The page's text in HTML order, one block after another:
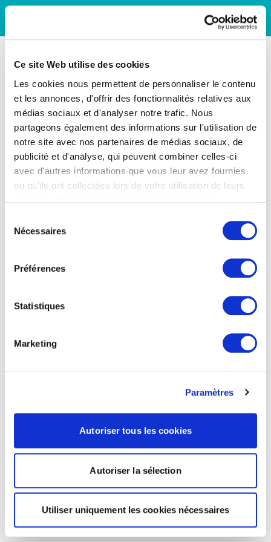
Ce site Web utilise des cookies
Les cookies nous permettent de personnaliser le contenu
et les annonces, d'offrir des fonctionnalités relatives aux
médias sociaux et d'analyser notre trafic. Nous
partageons également des informations sur l'utilisation de
notre site avec nos partenaires de médias sociaux, de
publicité et d'analyse, qui peuvent combiner celles-ci
avec d'autres informations que vous leur avez fournies
ou qu'ils ont collectées lors de votre utilisation de leurs
Nécessaires
Préférences
Statistiques
Marketing
Paramètres
Autoriser tous les cookies
Autoriser la sélection
Utiliser uniquement les cookies nécessaires